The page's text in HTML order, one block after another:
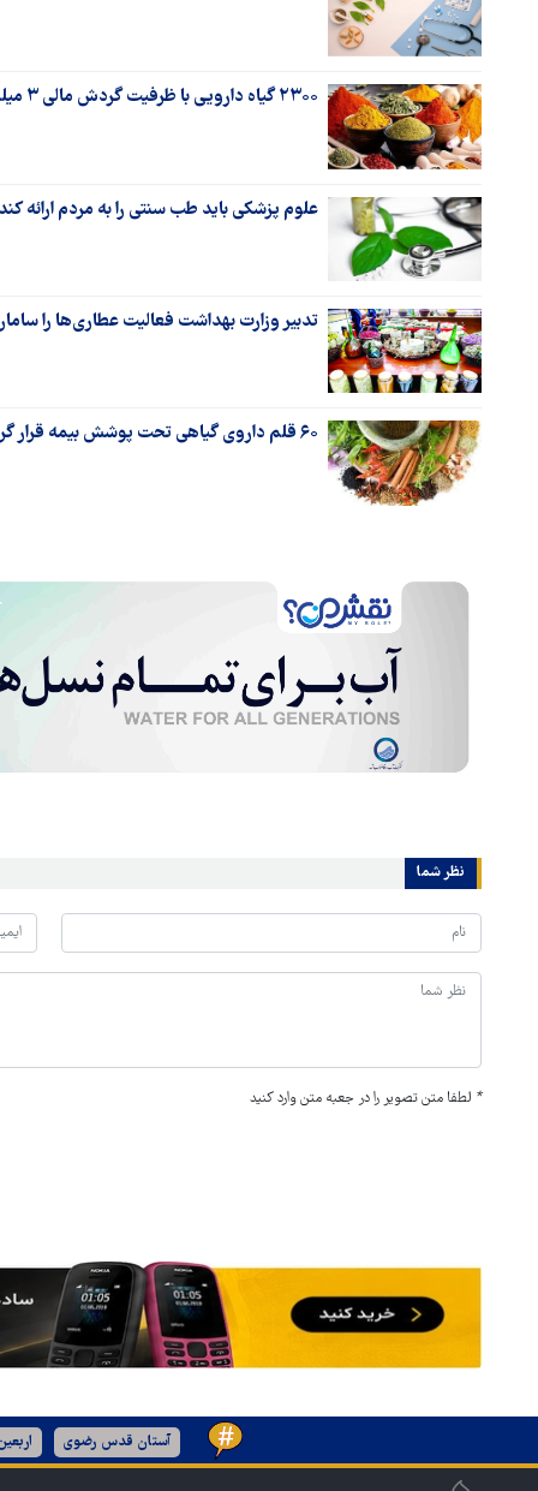
۲۳۰۰ گیاه دارویی با ظرفیت گردش مالی ۳ میلیارد دلار در ایران داریم
علوم پزشکی باید طب سنتی را به مردم ارائه
تدبیر وزارت بهداشت فعالیت عطاری‌ها را
۶۰ قلم داروی گیاهی تحت پوشش بیمه قرار گرفت
نظر شما
* لطفا متن تصویر را در جعبه متن وارد کنید
آستان قدس رضوی